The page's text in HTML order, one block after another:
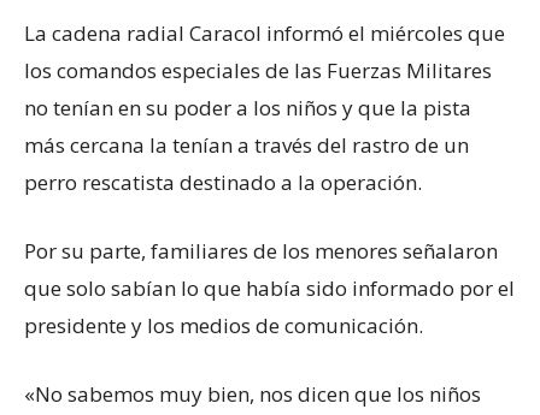
La cadena radial Caracol informó el miércoles que
los comandos especiales de las Fuerzas Militares
no tenían en su poder a los niños y que la pista
más cercana la tenían a través del rastro de un
perro rescatista destinado a la operación.
Por su parte, familiares de los menores señalaron
que solo sabían lo que había sido informado por el
presidente y los medios de comunicación.
«No sabemos muy bien, nos dicen que los niños